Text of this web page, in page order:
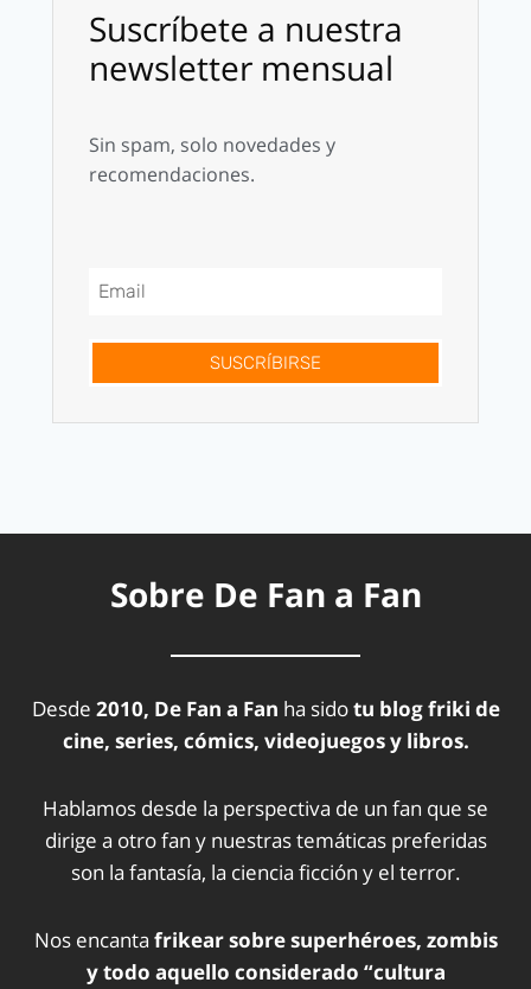
Suscríbete a nuestra
newsletter mensual
Sin spam, solo novedades y
recomendaciones.
SUSCRÍBIRSE
Sobre De Fan a Fan
Desde 2010, De Fan a Fan ha sidotu blog friki de
cine, series, cómics, videojuegos y libros.
Hablamos desde la perspectiva de un fan que se
dirige a otro fan y nuestras temáticas preferidas
son la fantasía, la ciencia ficción y el terror.
Nos encanta frikear sobre superhéroes, zombis
y todo aquello considerado “cultura